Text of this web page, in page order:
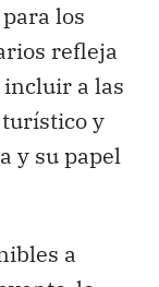
los
refleja
a las
y
y su papel
a